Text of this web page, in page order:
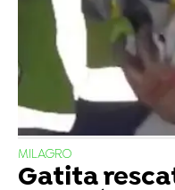
MILAGRO
Gatita